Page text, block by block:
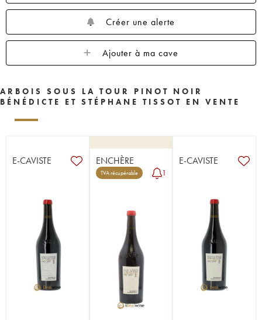
Créer une alerte
Ajouter à ma cave
ARBOIS SOUS LA TOUR PINOT NOIR
BÉNÉDICTE ET STÉPHANE TISSOT EN VENTE
E-CAVISTE ENCHÈRE
TVA récupérable 1
E-CAVISTE